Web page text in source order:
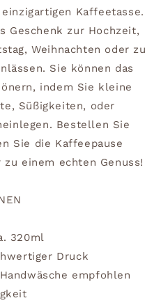
Kaffeetasse.
Geschenk zur Hochzeit,
Weihnachten oder zu
Sie können das
indem Sie kleine
Süßigkeiten, oder
Bestellen Sie
Sie die Kaffeepause
einem echten Genuss!
320ml
Druck
empfohlen